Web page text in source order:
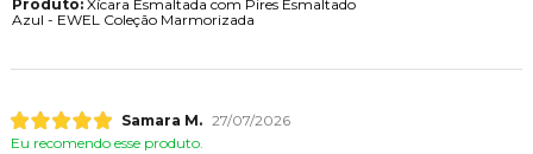
Produto:Xícara Esmaltada com Pires Esmaltado
Azul - EWEL Coleção Marmorizada
Samara M. 27/07/2026
Eu recomendo esse produto.